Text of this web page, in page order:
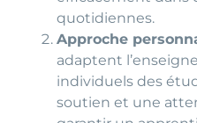
quotidiennes.
Approche
adaptent
individuels des
soutien et une